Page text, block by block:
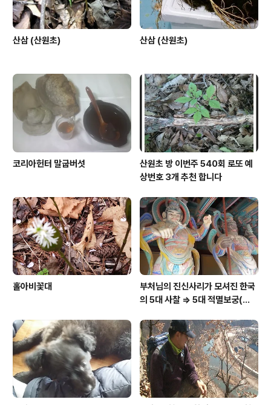
산삼 (산원초) 산삼 (산원초)
코리아헌터 말굽버섯
산원초 방 이번주 540회 로또 예
상번호 3개 추천 합니다
홀아비꽃대
부처님의 진신사리가 모셔진 한국
의 5대 사찰 => 5대 적멸보궁(寂